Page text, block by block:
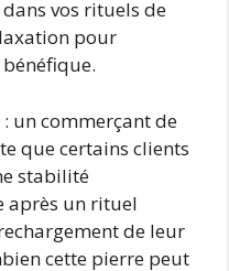
vos rituels de
pour
un commerçant de
que certains clients
stabilité
après un rituel
de leur
cette pierre peut